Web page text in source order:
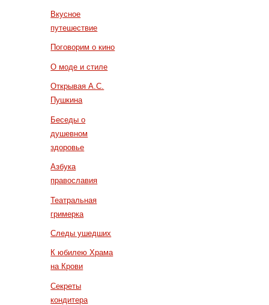
Вкусное
путешествие
Поговорим о кино
О моде и стиле
Открывая А.С.
Пушкина
Беседы о
душевном
здоровье
Азбука
православия
Театральная
гримерка
Следы ушедших
К юбилею Храма
на Крови
Секреты
кондитера